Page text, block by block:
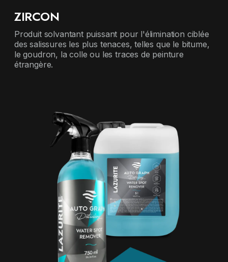
ZIRCON
Produit solvantant puissant pour l'élimination ciblée
des salissures les plus tenaces, telles que le bitume,
le goudron, la colle ou les traces de peinture
étrangère.